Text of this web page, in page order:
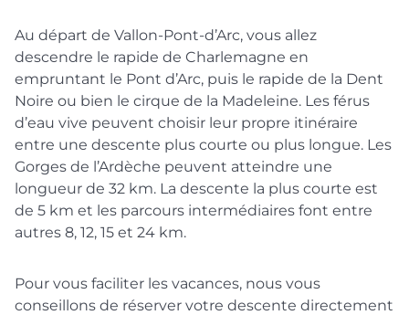
Au départ de Vallon-Pont-d’Arc, vous allez
descendre le rapide de Charlemagne en
empruntant le Pont d’Arc, puis le rapide de la Dent
Noire ou bien le cirque de la Madeleine. Les férus
d’eau vive peuvent choisir leur propre itinéraire
entre une descente plus courte ou plus longue. Les
Gorges de l’Ardèche peuvent atteindre une
longueur de 32 km. La descente la plus courte est
de 5 km et les parcours intermédiaires font entre
autres 8, 12, 15 et 24 km.
Pour vous faciliter les vacances, nous vous
conseillons de réserver votre descente directement